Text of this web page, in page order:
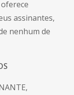
assinantes,
nenhum de